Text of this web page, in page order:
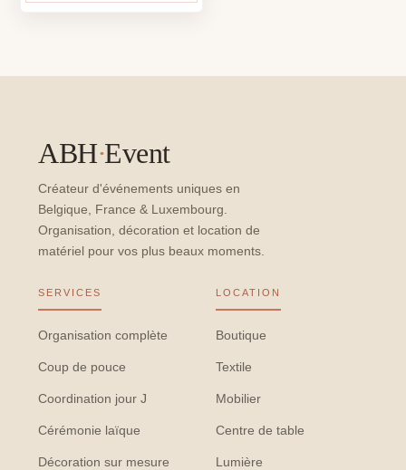
ABH·Event
Créateur d'événements uniques en
Belgique, France & Luxembourg.
Organisation, décoration et location de
matériel pour vos plus beaux moments.
SERVICES
Organisation complète
Coup de pouce
Coordination jour J
Cérémonie laïque
Décoration sur mesure
LOCATION
Boutique
Textile
Mobilier
Centre de table
Lumière